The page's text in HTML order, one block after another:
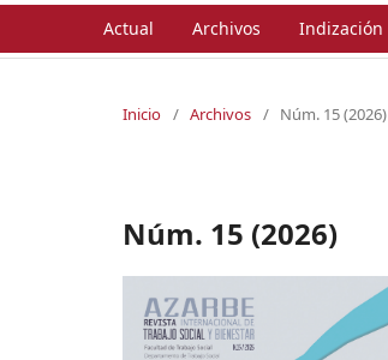
Actual Archivos Indización
Inicio / Archivos / Núm. 15 (2026)
Núm. 15 (2026)